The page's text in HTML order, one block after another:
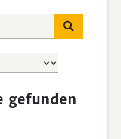
gefunden